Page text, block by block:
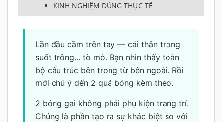
KINH NGHIỆM DÙNG THỰC TẾ
Lần đầu cầm trên tay — cái thân trong
suốt trông... tò mò. Bạn nhìn thấy toàn
bộ cấu trúc bên trong từ bên ngoài. Rồi
mới chú ý đến 2 quả bóng kèm theo.
2 bóng gai không phải phụ kiện trang trí.
Chúng là phần tạo ra sự khác biệt so với